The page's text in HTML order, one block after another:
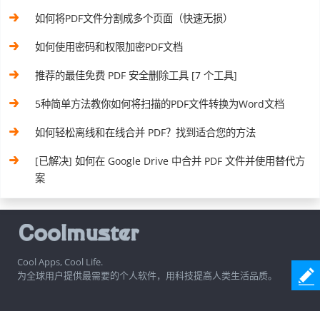
如何将PDF文件分割成多个页面（快速无损）
如何使用密码和权限加密PDF文档
推荐的最佳免费 PDF 安全删除工具 [7 个工具]
5种简单方法教你如何将扫描的PDF文件转换为Word文档
如何轻松离线和在线合并 PDF？找到适合您的方法
[已解决] 如何在 Google Drive 中合并 PDF 文件并使用替代方
案
Cool Apps, Cool Life.
为全球用户提供最需要的个人软件，用科技提高人类生活品质。